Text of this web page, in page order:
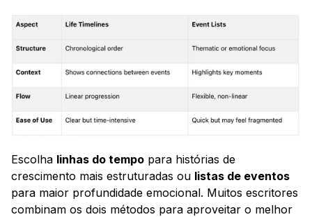
Escolha linhas do tempo para histórias de
crescimento mais estruturadas ou listas de eventos
para maior profundidade emocional. Muitos escritores
combinam os dois métodos para aproveitar o melhor